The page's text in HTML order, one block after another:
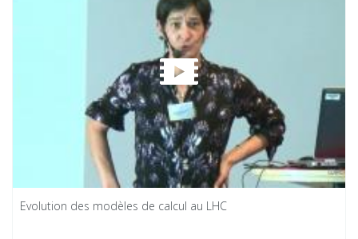
Evolution des modèles de calcul au LHC